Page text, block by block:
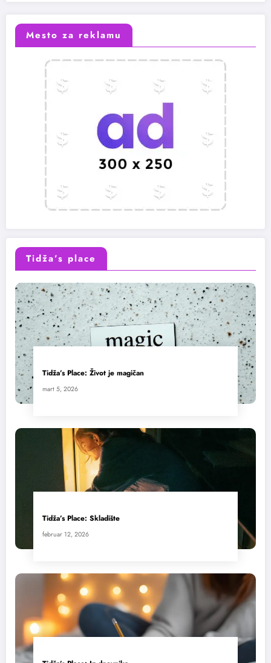
Mesto za reklamu
Tidža’s place
Tidža’s Place: Život je magičan
mart 5, 2026
Tidža’s Place: Skladište
februar 12, 2026